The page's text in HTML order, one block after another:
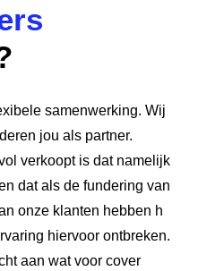
samenwerking. Wij
jou als partner.
verkoopt is dat namelijk
dat als de fundering van
onze klanten hebben h
hiervoor ontbreken.
aan wat voor cover